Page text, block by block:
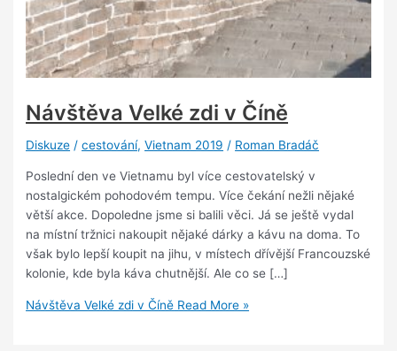
Návštěva Velké zdi v Číně
Diskuze /cestování,Vietnam 2019 / Roman Bradáč
Poslední den ve Vietnamu byl více cestovatelský v
nostalgickém pohodovém tempu. Více čekání nežli nějaké
větší akce. Dopoledne jsme si balili věci. Já se ještě vydal
na místní tržnici nakoupit nějaké dárky a kávu na doma. To
však bylo lepší koupit na jihu, v místech dřívější Francouzské
kolonie, kde byla káva chutnější. Ale co se […]
Návštěva Velké zdi v Číně Read More »